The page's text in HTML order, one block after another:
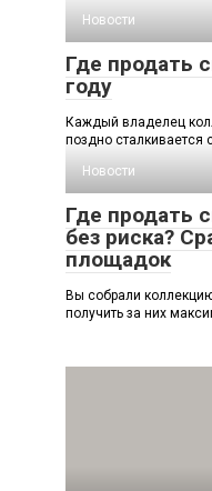
Новости
Где продать
году
Каждый владелец
поздно сталкивается
Новости
Где продать
без риска?
площадок
Вы собрали
получить за них